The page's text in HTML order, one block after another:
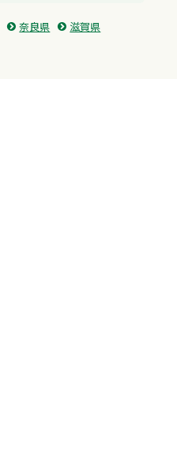
奈良県
滋賀県